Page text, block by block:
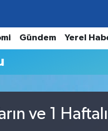
Gündem Yerel
ve 1